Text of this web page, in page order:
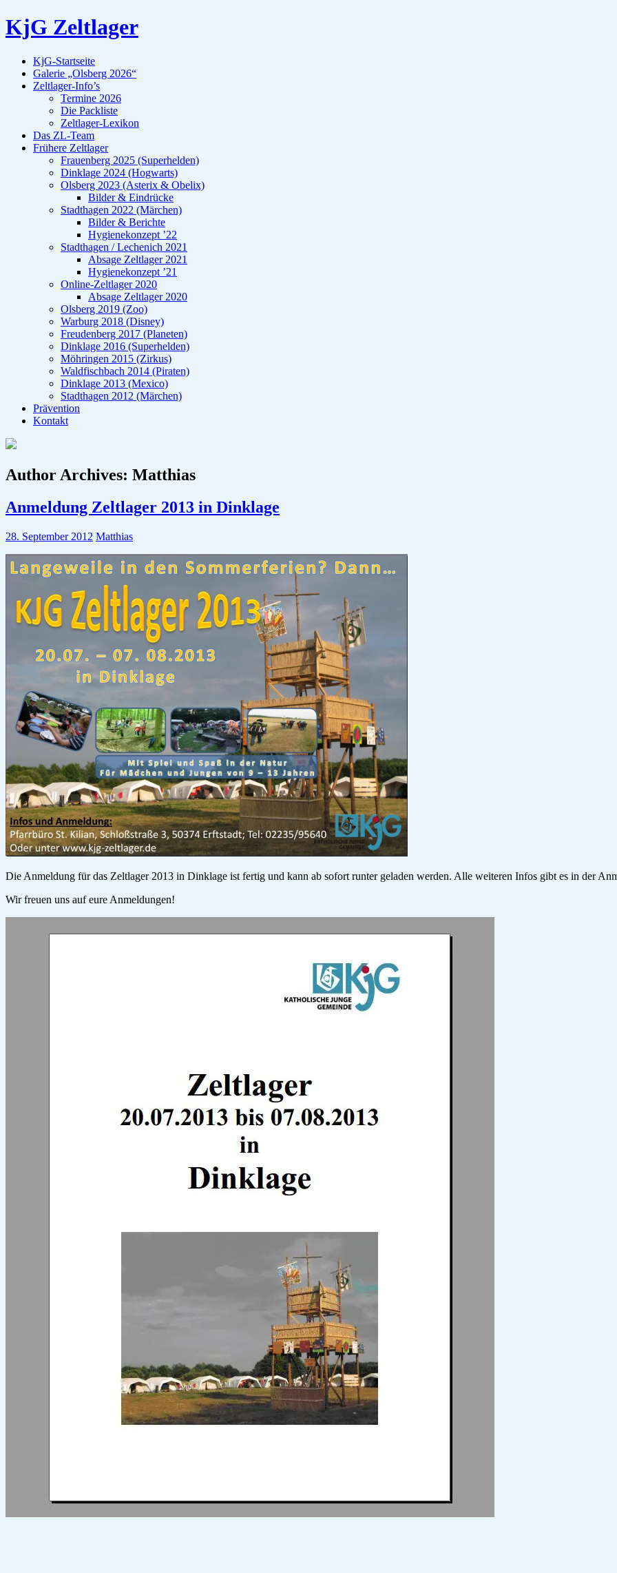
KjG Zeltlager
KjG-Startseite
Galerie „Olsberg 2026“
Zeltlager-Info’s
Termine 2026
Die Packliste
Zeltlager-Lexikon
Das ZL-Team
Frühere Zeltlager
Frauenberg 2025 (Superhelden)
Dinklage 2024 (Hogwarts)
Olsberg 2023 (Asterix & Obelix)
Bilder & Eindrücke
Stadthagen 2022 (Märchen)
Bilder & Berichte
Hygienekonzept ’22
Stadthagen / Lechenich 2021
Absage Zeltlager 2021
Hygienekonzept ’21
Online-Zeltlager 2020
Absage Zeltlager 2020
Olsberg 2019 (Zoo)
Warburg 2018 (Disney)
Freudenberg 2017 (Planeten)
Dinklage 2016 (Superhelden)
Möhringen 2015 (Zirkus)
Waldfischbach 2014 (Piraten)
Dinklage 2013 (Mexico)
Stadthagen 2012 (Märchen)
Prävention
Kontakt
Author Archives: Matthias
Anmeldung Zeltlager 2013 in Dinklage
28. September 2012 Matthias
Die Anmeldung für das Zeltlager 2013 in Dinklage ist fertig und kann ab sofort runter geladen werden. Alle weiteren Infos gibt es in der
Wir freuen uns auf eure Anmeldungen!